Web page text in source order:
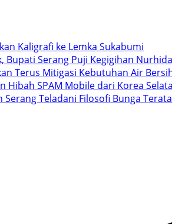
Kaligrafi ke Lemka Sukabumi
Bupati Serang Puji Kegigihan
Terus Mitigasi Kebutuhan Air
SPAM Mobile dari Korea
Teladani Filosofi Bunga